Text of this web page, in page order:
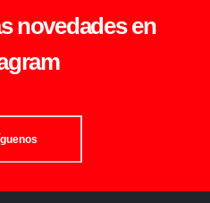
novedades en